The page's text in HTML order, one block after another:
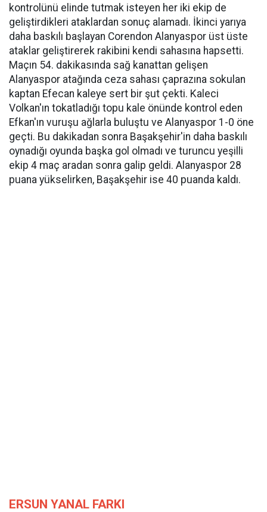
kontrolünü elinde tutmak isteyen her iki ekip de
geliştirdikleri ataklardan sonuç alamadı. İkinci yarıya
daha baskılı başlayan Corendon Alanyaspor üst üste
ataklar geliştirerek rakibini kendi sahasına hapsetti.
Maçın 54. dakikasında sağ kanattan gelişen
Alanyaspor atağında ceza sahası çaprazına sokulan
kaptan Efecan kaleye sert bir şut çekti. Kaleci
Volkan'ın tokatladığı topu kale önünde kontrol eden
Efkan'ın vuruşu ağlarla buluştu ve Alanyaspor 1-0 öne
geçti. Bu dakikadan sonra Başakşehir'in daha baskılı
oynadığı oyunda başka gol olmadı ve turuncu yeşilli
ekip 4 maç aradan sonra galip geldi. Alanyaspor 28
puana yükselirken, Başakşehir ise 40 puanda kaldı.
ERSUN YANAL FARKI